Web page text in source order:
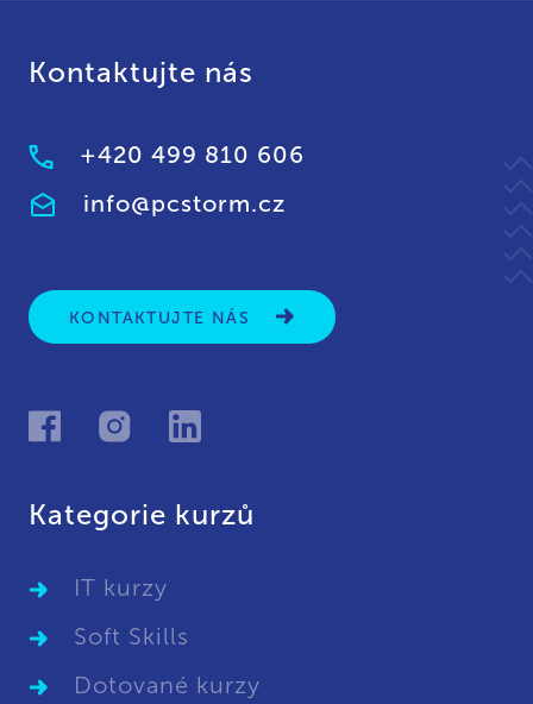
Kontaktujte nás
+420 499 810 606
info@pcstorm.cz
KONTAKTUJTE NÁS
Kategorie kurzů
IT kurzy
Soft Skills
Dotované kurzy